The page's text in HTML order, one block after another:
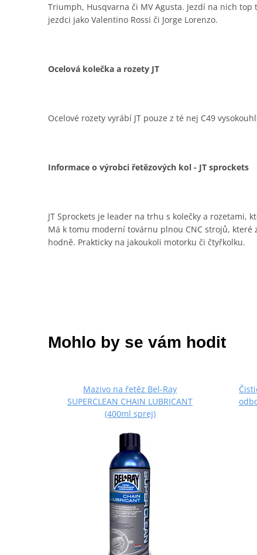
Triumph, Husqvarna či MV Agusta. Jezdí na nich top
jezdci jako Valentino Rossi či Jorge Lorenzo.
Ocelová kolečka a rozety JT
Ocelové rozety vyrábí JT pouze z té nej C49
Informace o výrobci řetězových kol - JT sprockets
JT Sprockets je leader na trhu s kolečky a rozetami,
Má k tomu moderní továrnu plnou CNC strojů,
hodně. Prakticky na jakoukoli motorku či čtyřkolku.
Mohlo by se vám hodit
Mazivo na řetěz Bel-Ray
SUPERCLEAN CHAIN LUBRICANT
(400ml sprej)